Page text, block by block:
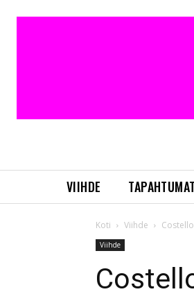
VIIHDE TAPAHTUMAT
Koti Viihde
Viihde